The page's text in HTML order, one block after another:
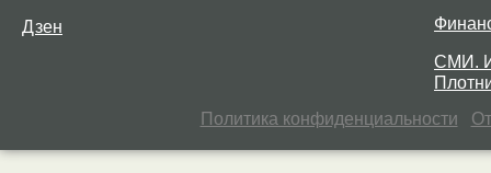
Дзен
СМИ.
Политика конфиденциальности